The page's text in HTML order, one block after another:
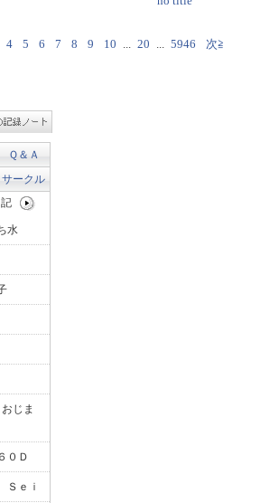
4 5 6 7 8 9 10 ... 20 ... 5946 次≧
Ｑ＆Ａ
サークル
水
じま
０Ｄ
Ｓｅｉ